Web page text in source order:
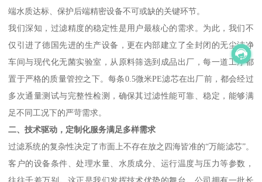
端水质达标、保护后端精密设备不可或缺的关键环节。
我们深知，过滤精度的稳定性是用户最核心的需求。为此，我们不
仅引进了德国先进的生产设备，更在内部建立了全封闭的无尘洁净
车间与现代化无菌实验室，从原料筛选到成品出厂，每一道工序都
置于严格的质量管控之下。每条0.5微米PE滤芯在出厂前，都会经过
多次通量测试与完整性检测，确保其过滤性能可靠、稳定，能够满
足不同工况下的严苛需求。
二、技术驱动，定制化服务满足多样需求
过滤系统的复杂性决定了市面上不存在放之四海皆准的“万能滤芯”。
客户的设备条件、处理水量、水质成分、运行温度与压力等参数，